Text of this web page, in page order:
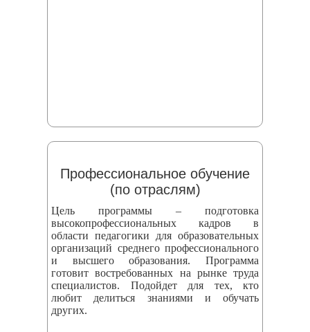
Профессиональное обучение
(по отраслям)
Цель программы – подготовка
высокопрофессиональных кадров в
области педагогики для образовательных
организаций среднего профессионального
и высшего образования. Программа
готовит востребованных на рынке труда
специалистов. Подойдет для тех, кто
любит делиться знаниями и обучать
других.